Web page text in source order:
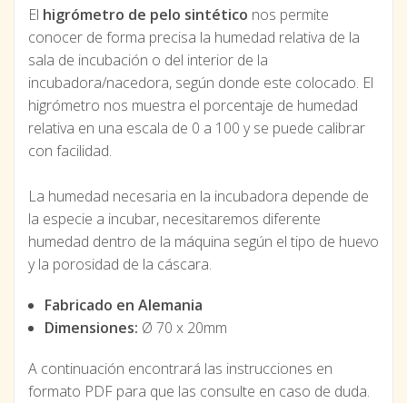
El higrómetro de pelo sintético nos permite
conocer de forma precisa la humedad relativa de la
sala de incubación o del interior de la
incubadora/nacedora, según donde este colocado. El
higrómetro nos muestra el porcentaje de humedad
relativa en una escala de 0 a 100 y se puede calibrar
con facilidad.
La humedad necesaria en la incubadora depende de
la especie a incubar, necesitaremos diferente
humedad dentro de la máquina según el tipo de huevo
y la porosidad de la cáscara.
Fabricado en Alemania
Dimensiones: Ø 70 x 20mm
A continuación encontrará las instrucciones en
formato PDF para que las consulte en caso de duda.